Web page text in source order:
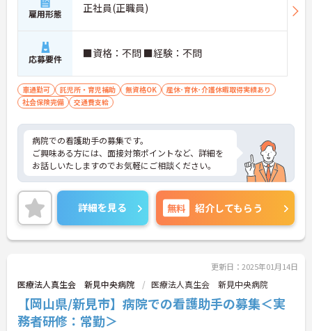
雇用形態 正社員(正職員)
応募要件 ■資格：不問 ■経験：不問
車通勤可 託児所・育児補助 無資格OK
産休･育休･介護休暇取得実績あり
社会保険完備
交通費支給
病院での看護助手の募集です。
ご興味ある方には、面接対策ポイントなど、詳細を
お話しいたしますのでお気軽にご相談ください。
詳細を見る 無料 紹介してもらう
更新日：2025年01月14日
医療法人真生会 新見中央病院 医療法人真生会 新見中央病院
【岡山県/新見市】病院での看護助手の募集＜実
務者研修：常勤＞